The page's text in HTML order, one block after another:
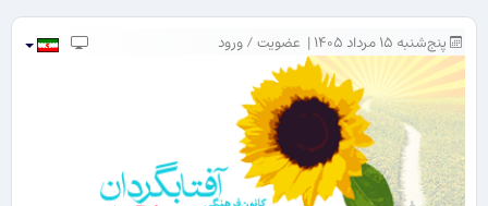
پنج‌شنبه ۱۵ مرداد ۱۴۰۵ | عضویت/ورود